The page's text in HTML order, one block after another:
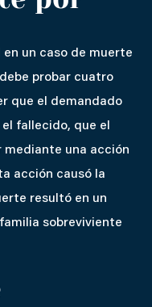
un caso de muerte
probar cuatro
que el demandado
fallecido, que el
mediante una acción
acción causó la
resultó en un
sobreviviente